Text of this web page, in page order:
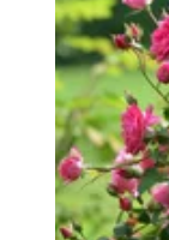
Wojna
Świat